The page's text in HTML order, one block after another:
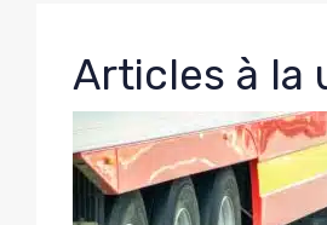
Articles à la